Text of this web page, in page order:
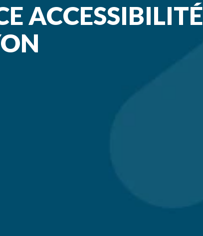
ACCESSIBILITÉ